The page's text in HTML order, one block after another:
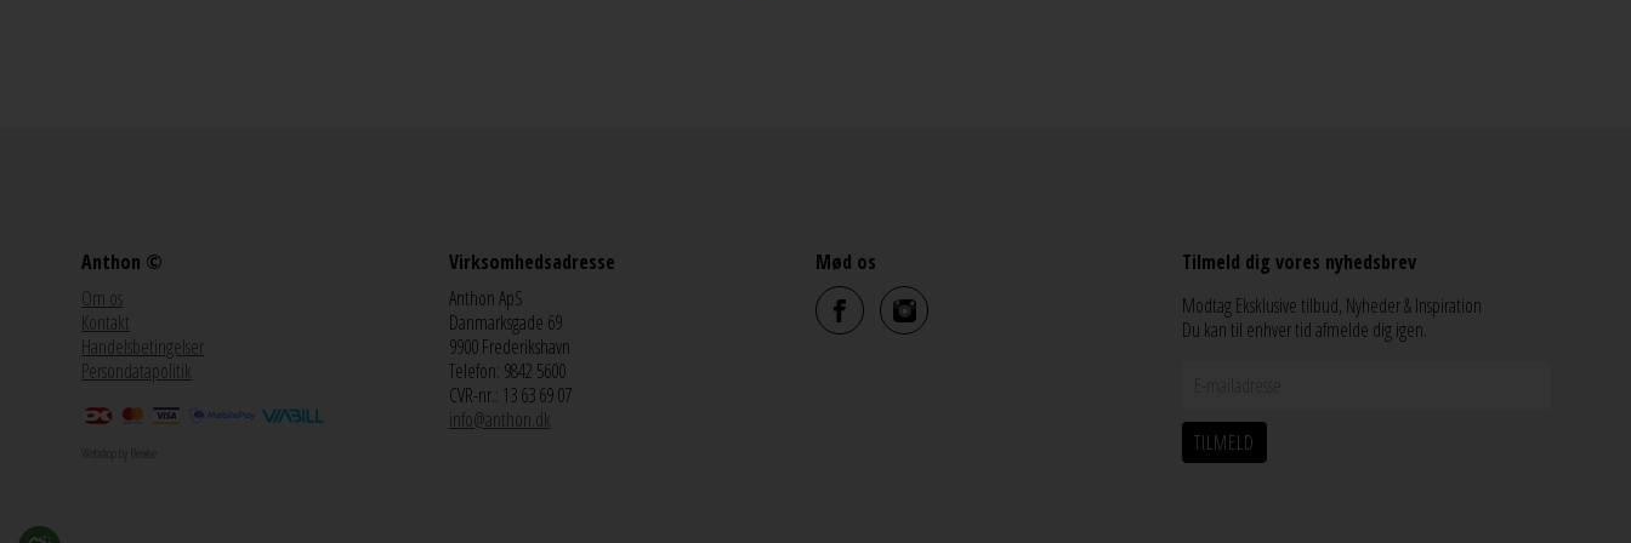
Anthon ©
Om os
Kontakt
Handelsbetingelser
Persondatapolitik
Webshop by Bewise
Virksomhedsadresse
Anthon ApS
Danmarksgade 69
9900 Frederikshavn
Telefon: 9842 5600
CVR-nr.: 13 63 69 07
info@anthon.dk
Mød os
Tilmeld dig vores nyhedsbrev
Modtag Eksklusive tilbud, Nyheder & Inspiration
Du kan til enhver tid afmelde dig igen.